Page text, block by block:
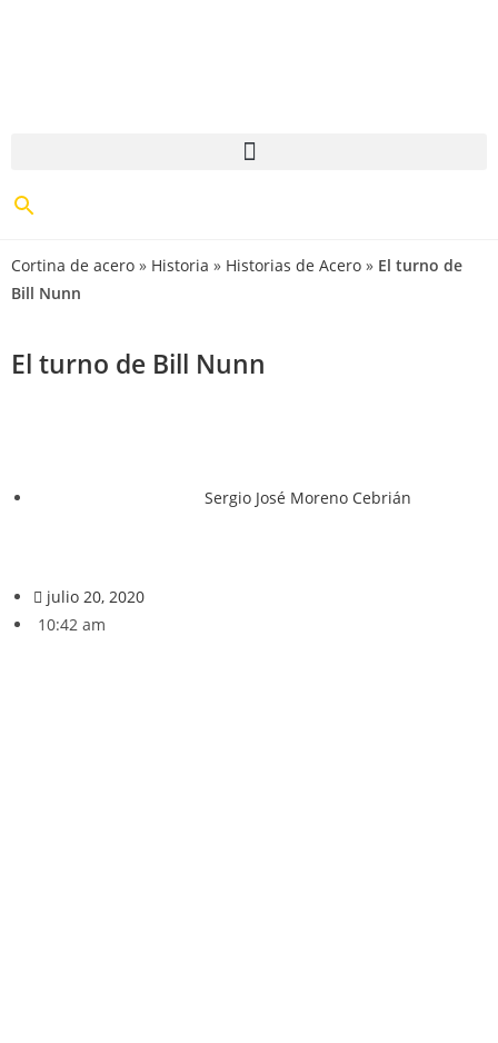
Cortina de acero » Historia » Historias de Acero » El turno de
Bill Nunn
El turno de Bill Nunn
Sergio José Moreno Cebrián
julio 20, 2020
10:42 am